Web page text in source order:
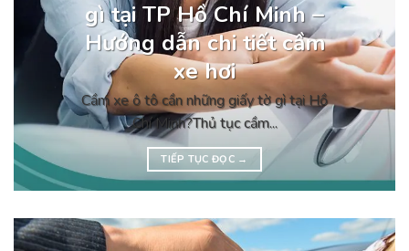
gì tại TP Hồ Chí Minh –
Hướng dẫn chi tiết cầm
xe hơi
Cầm xe ô tô cần những giấy tờ gì tại Hồ
Chí Minh?Thủ tục cầm...
TIẾP TỤC ĐỌC →